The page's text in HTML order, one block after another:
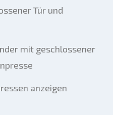
Tür und
mit geschlossener
anzeigen